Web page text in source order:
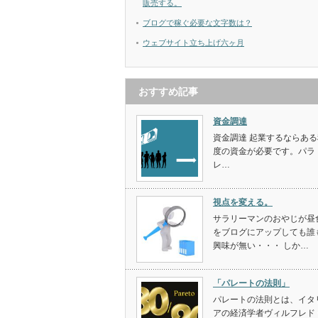
販売する。
ブログで稼ぐ必要な文字数は？
ウェブサイト立ち上げ六ヶ月
おすすめ記事
資金調達
資金調達 起業するならあ
度の資金が必要です。パラ
レ…
視点を変える。
サラリーマンのおやじが昼
をブログにアップしても誰
興味が無い・・・ しか…
「パレートの法則」
パレートの法則とは、イタ
アの経済学者ヴィルフレド